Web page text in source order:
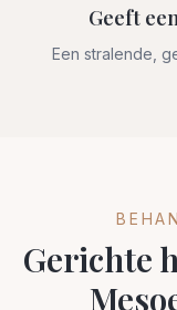
Geeft
Een stralende,
Gerichte